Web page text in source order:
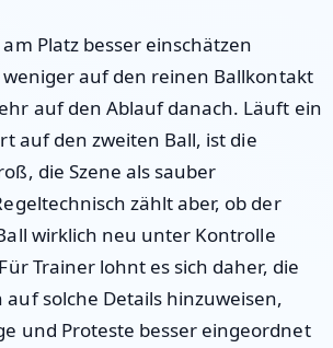
Platz besser einschätzen
auf den reinen Ballkontakt
auf den Ablauf danach. Läuft ein
auf den zweiten Ball, ist die
die Szene als sauber
zählt aber, ob der
wirklich neu unter Kontrolle
Trainer lohnt es sich daher, die
solche Details hinzuweisen,
und Proteste besser eingeordnet